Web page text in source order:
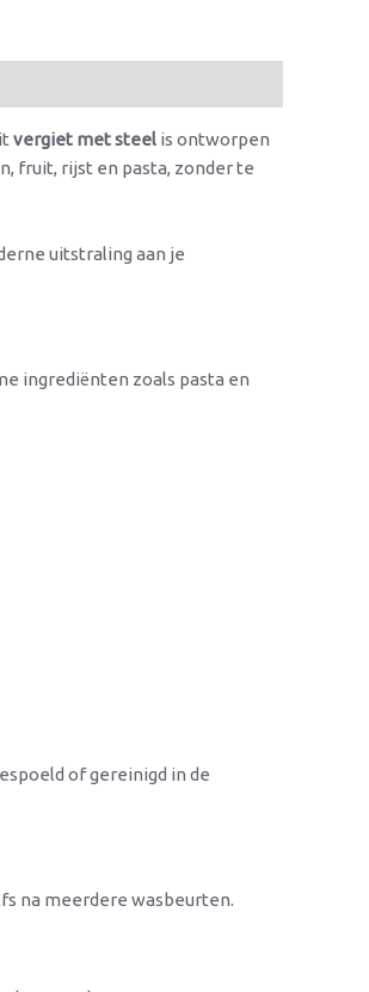
vergiet met steel is ontworpen
fruit, rijst en pasta, zonder te
uitstraling aan je
ingrediënten zoals pasta en
of gereinigd in de
na meerdere wasbeurten.